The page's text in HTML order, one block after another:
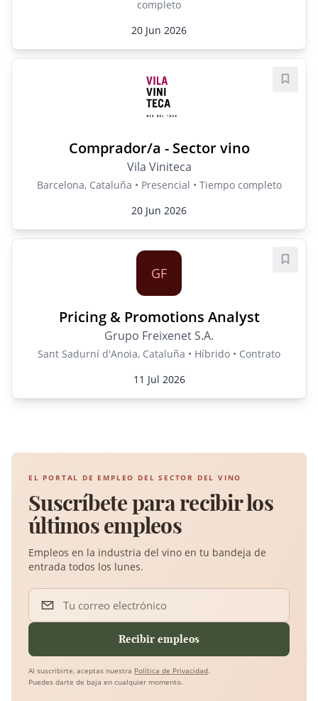
completo
20 Jun 2026
Comprador/a - Sector vino
Vila Viniteca
Barcelona, Cataluña • Presencial • Tiempo completo
20 Jun 2026
GF
Pricing & Promotions Analyst
Grupo Freixenet S.A.
Sant Sadurní d'Anoia, Cataluña • Híbrido • Contrato
11 Jul 2026
EL PORTAL DE EMPLEO DEL SECTOR DEL VINO
Suscríbete para recibir los
últimos empleos
Empleos en la industria del vino en tu bandeja de
entrada todos los lunes.
Tu correo electrónico
Recibir empleos
Al suscribirte, aceptas nuestra Política de Privacidad.
Puedes darte de baja en cualquier momento.